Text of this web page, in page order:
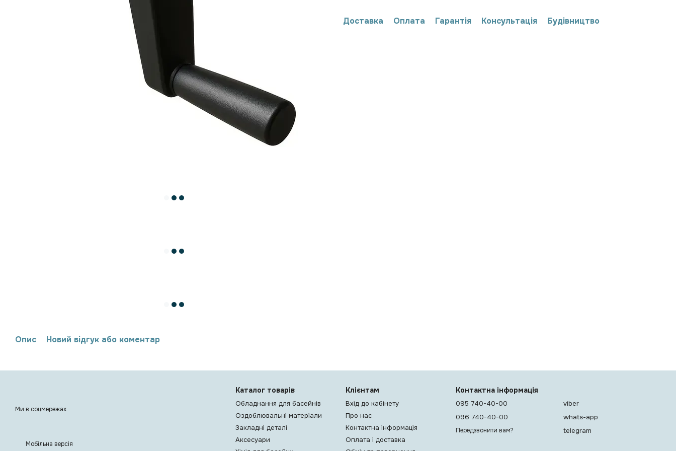
Доставка Оплата Гарантія Консультація Будівництво
Опис Новий відгук або коментар
Ми в соцмережах
Мобільна версія
Каталог товарів
Обладнання для басейнів
Оздоблювальні матеріали
Закладні деталі
Аксесуари
Клієнтам
Вхід до кабінету
Про нас
Контактна інформація
Оплата і доставка
Контактна інформація
095 740-40-00
096 740-40-00
Передзвонити вам?
viber
whats-app
telegram